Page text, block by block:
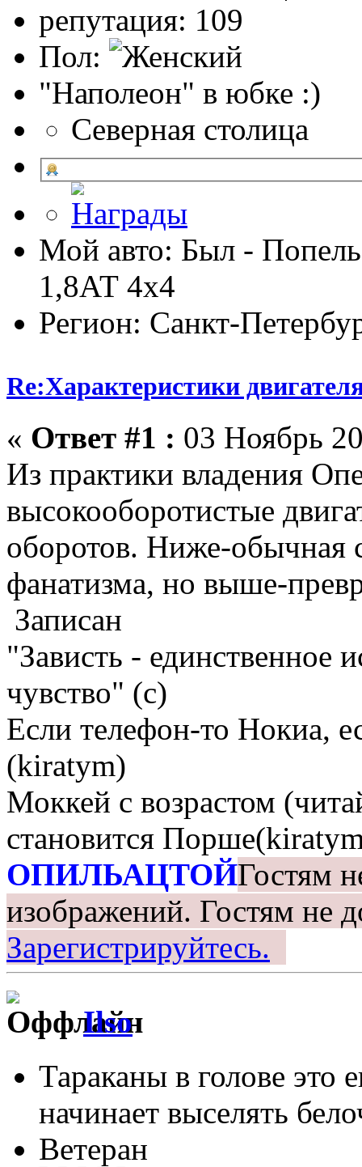
репутация: 109
Пол:
"Наполеон" в юбке :)
Северная столица
Мой авто: Был -
1,8АТ 4х4
Регион: Санкт-
Re:Характеристики
« Ответ #1 : 03 Ноябрь
Из практики владения
высокооборотистые
оборотов. Ниже-обычная
фанатизма, но выше-
Записан
"Зависть - единственное
чувство" (с)
Если телефон-то Нокиа,
(kiratym)
Моккей с возрастом
становится
ОПИЛЬАЦТОЙГостям
изображений. Гостям не
Зарегистрируйтесь.
Ilso
Тараканы в голове это
начинает выселять
Ветеран